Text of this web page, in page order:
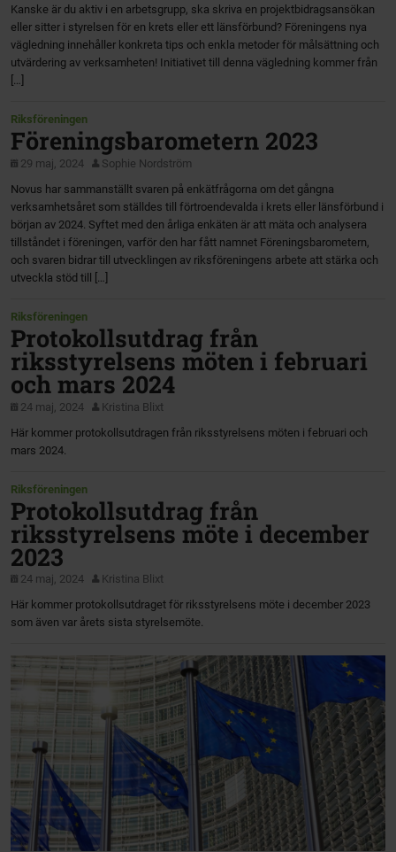
Kanske är du aktiv i en arbetsgrupp, ska skriva en projektbidragsansökan
eller sitter i styrelsen för en krets eller ett länsförbund? Föreningens nya
vägledning innehåller konkreta tips och enkla metoder för målsättning och
utvärdering av verksamheten! Initiativet till denna vägledning kommer från
[…]
Riksföreningen
Föreningsbarometern 2023
29 maj, 2024
Sophie Nordström
Novus har sammanställt svaren på enkätfrågorna om det gångna
verksamhetsåret som ställdes till förtroendevalda i krets eller länsförbund i
början av 2024. Syftet med den årliga enkäten är att mäta och analysera
tillståndet i föreningen, varför den har fått namnet Föreningsbarometern,
och svaren bidrar till utvecklingen av riksföreningens arbete att stärka och
utveckla stöd till […]
Riksföreningen
Protokollsutdrag från
riksstyrelsens möten i februari
och mars 2024
24 maj, 2024
Kristina Blixt
Här kommer protokollsutdragen från riksstyrelsens möten i februari och
mars 2024.
Riksföreningen
Protokollsutdrag från
riksstyrelsens möte i december
2023
24 maj, 2024
Kristina Blixt
Här kommer protokollsutdraget för riksstyrelsens möte i december 2023
som även var årets sista styrelsemöte.